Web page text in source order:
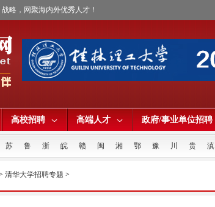
略，网聚海内外优秀人才！
高校招聘 高端人才 政府/事业单位招聘
苏 鲁 浙 皖 赣 闽 湘 鄂 豫 川 贵 滇
清华大学招聘专题 >